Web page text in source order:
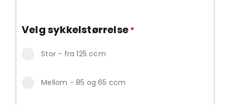
Velg sykkelstørrelse*
Stor - fra 125 ccm
Mellom - 85 og 65 ccm